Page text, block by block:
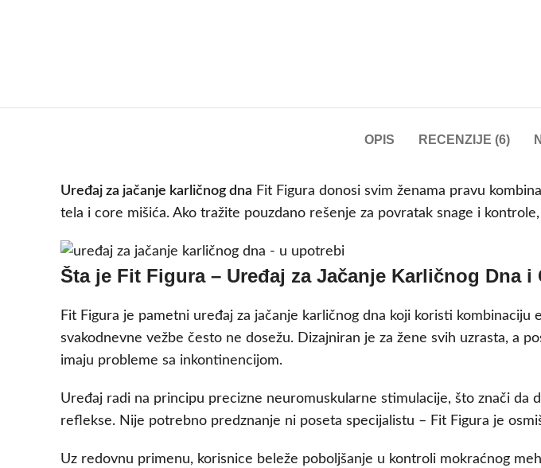
OPIS RECENZIJE (6)
Uređaj za jačanje karličnog dna Fit Figura donosi svim ženama pravu
tela i core mišića. Ako tražite pouzdano rešenje za povratak snage i
Šta je Fit Figura – Uređaj za Jačanje Karličnog Dna i
Fit Figura je pametni uređaj za jačanje karličnog dna koji koristi
svakodnevne vežbe često ne dosežu. Dizajniran je za žene svih uzrasta, a
imaju probleme sa inkontinencijom.
Uređaj radi na principu precizne neuromuskularne stimulacije, što znači
reflekse. Nije potrebno predznanje ni poseta specijalistu – Fit Figura je
Uz redovnu primenu, korisnice beleže poboljšanje u kontroli mokraćnog